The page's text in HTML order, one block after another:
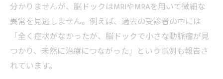
脳ドックを受けた方がいい人の生活背景と
は
家族歴や生活習慣病リスクから見た脳ドッ
ク適性
脳ドックが必要な人の特徴と受診を決める
分かりませんが、脳ドックはMRIやMRAを用いて微細な
異常を見逃しません。例えば、過去の受診者の中には
「全く症状がなかったが、脳ドックで小さな動脈瘤が見
つかり、未然に治療につながった」という事例も報告さ
れています。